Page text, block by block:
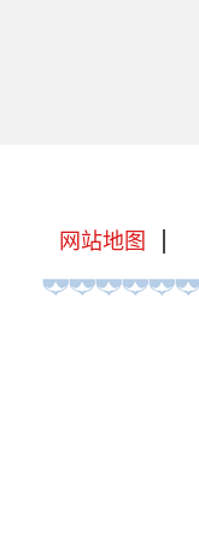
网站地图